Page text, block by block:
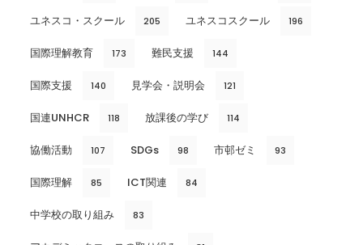
ユネスコ・スクール 205 ユネスコスクール 196
国際理解教育 173 難民支援 144
国際支援 140 見学会・説明会 121
国連UNHCR 118 放課後の学び 114
協働活動 107 SDGs 98 市邨ゼミ 93
国際理解 85 ICT関連 84
中学校の取り組み 83